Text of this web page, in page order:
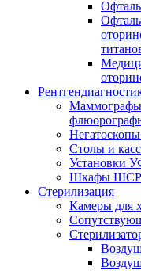
Столы и
Установки
Шкафы
Стерилизация
Камеры для